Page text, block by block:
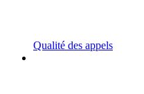
Qualité des appels